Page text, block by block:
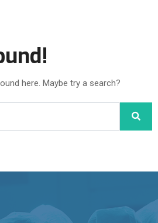
here. Maybe try a search?